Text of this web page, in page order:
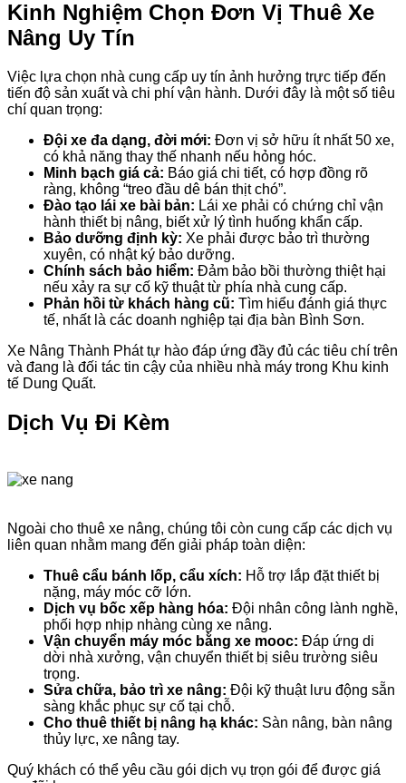
Kinh Nghiệm Chọn Đơn Vị Thuê Xe
Nâng Uy Tín
Việc lựa chọn nhà cung cấp uy tín ảnh hưởng trực tiếp đến
tiến độ sản xuất và chi phí vận hành. Dưới đây là một số tiêu
chí quan trọng:
Đội xe đa dạng, đời mới: Đơn vị sở hữu ít nhất 50 xe,
có khả năng thay thế nhanh nếu hỏng hóc.
Minh bạch giá cả: Báo giá chi tiết, có hợp đồng rõ
ràng, không “treo đầu dê bán thịt chó”.
Đào tạo lái xe bài bản: Lái xe phải có chứng chỉ vận
hành thiết bị nâng, biết xử lý tình huống khẩn cấp.
Bảo dưỡng định kỳ: Xe phải được bảo trì thường
xuyên, có nhật ký bảo dưỡng.
Chính sách bảo hiểm: Đảm bảo bồi thường thiệt hại
nếu xảy ra sự cố kỹ thuật từ phía nhà cung cấp.
Phản hồi từ khách hàng cũ: Tìm hiểu đánh giá thực
tế, nhất là các doanh nghiệp tại địa bàn Bình Sơn.
Xe Nâng Thành Phát tự hào đáp ứng đầy đủ các tiêu chí trên
và đang là đối tác tin cậy của nhiều nhà máy trong Khu kinh
tế Dung Quất.
Dịch Vụ Đi Kèm
Ngoài cho thuê xe nâng, chúng tôi còn cung cấp các dịch vụ
liên quan nhằm mang đến giải pháp toàn diện:
Thuê cẩu bánh lốp, cẩu xích: Hỗ trợ lắp đặt thiết bị
nặng, máy móc cỡ lớn.
Dịch vụ bốc xếp hàng hóa: Đội nhân công lành nghề,
phối hợp nhịp nhàng cùng xe nâng.
Vận chuyển máy móc bằng xe mooc: Đáp ứng di
dời nhà xưởng, vận chuyển thiết bị siêu trường siêu
trọng.
Sửa chữa, bảo trì xe nâng: Đội kỹ thuật lưu động sẵn
sàng khắc phục sự cố tại chỗ.
Cho thuê thiết bị nâng hạ khác: Sàn nâng, bàn nâng
thủy lực, xe nâng tay.
Quý khách có thể yêu cầu gói dịch vụ trọn gói để được giá